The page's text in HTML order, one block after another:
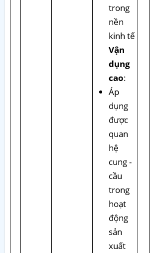
trong
nền
kinh tế
Vận
dụng
cao:
Áp
dụng
được
quan
hệ
cung -
cầu
trong
hoạt
động
sản
xuất